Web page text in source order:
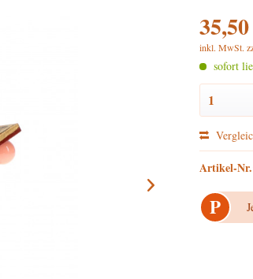
inkl. MwSt.
sofort
Artikel-
P